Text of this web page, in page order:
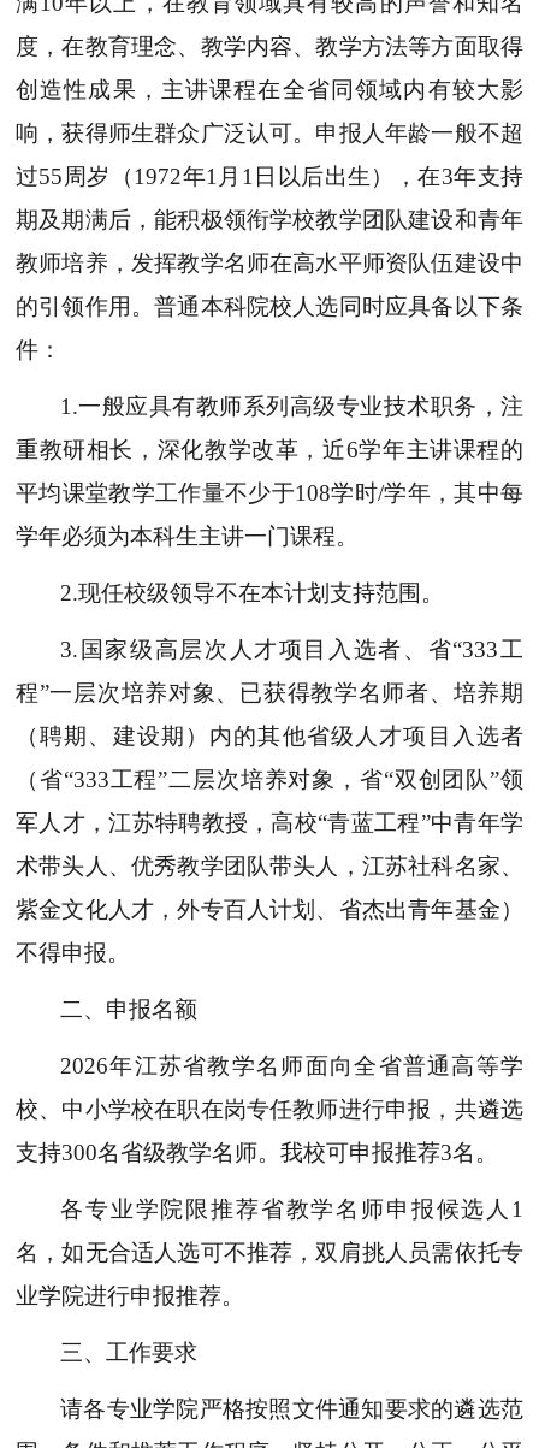
度，在教育理念、教学内容、教学方法等方面取得
创造性成果，主讲课程在全省同领域内有较大影
响，获得师生群众广泛认可。申报人年龄一般不超
过55周岁（1972年1月1日以后出生），在3年支持
期及期满后，能积极领衔学校教学团队建设和青年
教师培养，发挥教学名师在高水平师资队伍建设中
的引领作用。普通本科院校人选同时应具备以下条
件：
1.一般应具有教师系列高级专业技术职务，注
重教研相长，深化教学改革，近6学年主讲课程的
平均课堂教学工作量不少于108学时/学年，其中每
学年必须为本科生主讲一门课程。
2.现任校级领导不在本计划支持范围。
3.国家级高层次人才项目入选者、省“333工
程”一层次培养对象、已获得教学名师者、培养期
（聘期、建设期）内的其他省级人才项目入选者
（省“333工程”二层次培养对象，省“双创团队”领
军人才，江苏特聘教授，高校“青蓝工程”中青年学
术带头人、优秀教学团队带头人，江苏社科名家、
紫金文化人才，外专百人计划、省杰出青年基金）
不得申报。
二、申报名额
2026年江苏省教学名师面向全省普通高等学
校、中小学校在职在岗专任教师进行申报，共遴选
支持300名省级教学名师。我校可申报推荐3名。
各专业学院限推荐省教学名师申报候选人 1
名，如无合适人选可不推荐，双肩挑人员需依托专
业学院进行申报推荐。
三、工作要求
请各专业学院严格按照文件通知要求的遴选范